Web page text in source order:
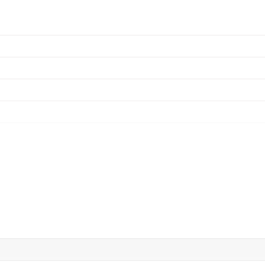
работы.
высоте подъема до 5,0 метров, погрузчик
снизить эксплуатационные расходы на топливо.